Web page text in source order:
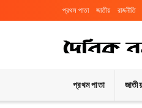
প্রথম পাতা জাতীয় রাজনীতি
প্রথম পাতা জাতীয়